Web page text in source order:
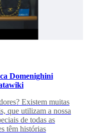
Domenighini
Existem muitas
que utilizam a nossa
de todas as
têm histórias